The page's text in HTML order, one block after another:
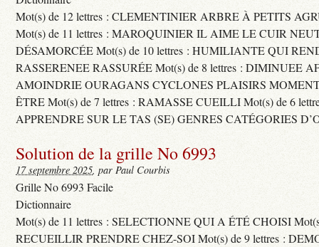
Mot(s) de 12 lettres : CLEMENTINIER ARBRE À PETITS
Mot(s) de 11 lettres : MAROQUINIER IL AIME LE CUIR
DÉSAMORCÉE Mot(s) de 10 lettres : HUMILIANTE QUI
RASSERENEE RASSURÉE Mot(s) de 8 lettres : DIMINUEE
AMOINDRIE OURAGANS CYCLONES PLAISIRS
ÊTRE Mot(s) de 7 lettres : RAMASSE CUEILLI Mot(s) de 6
APPRENDRE SUR LE TAS (SE) GENRES CATÉGORIES
Solution de la grille No 6993
17 septembre 2025, par Paul Courbis
Grille No 6993 Facile
Dictionnaire
Mot(s) de 11 lettres : SELECTIONNE QUI A ÉTÉ CHOISI
RECUEILLIR PRENDRE CHEZ-SOI Mot(s) de 9 lettres :